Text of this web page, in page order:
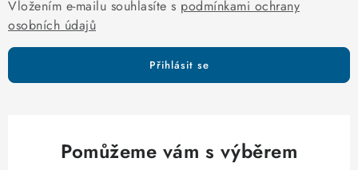
u
Vložením e-mailu souhlasíte s podmínkami ochrany
osobních údajů
Přihlásit se
Pomůžeme vám s výběrem